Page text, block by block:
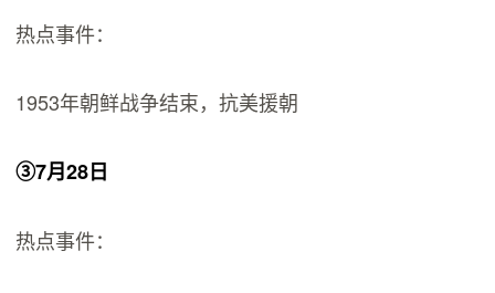
热点事件：
1953年朝鲜战争结束，抗美援朝
③7月28日
热点事件：